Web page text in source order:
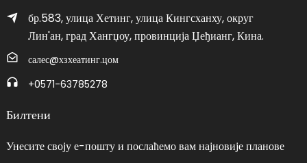
бр.583, улица Хетинг, улица Кингсханху, округ
Лин'ан, град Хангџоу, провинција Џеђианг, Кина.
салес@хзхеатинг.цом
+0571-63785278
Билтени
Унесите своју е-пошту и послаћемо вам најновије планове